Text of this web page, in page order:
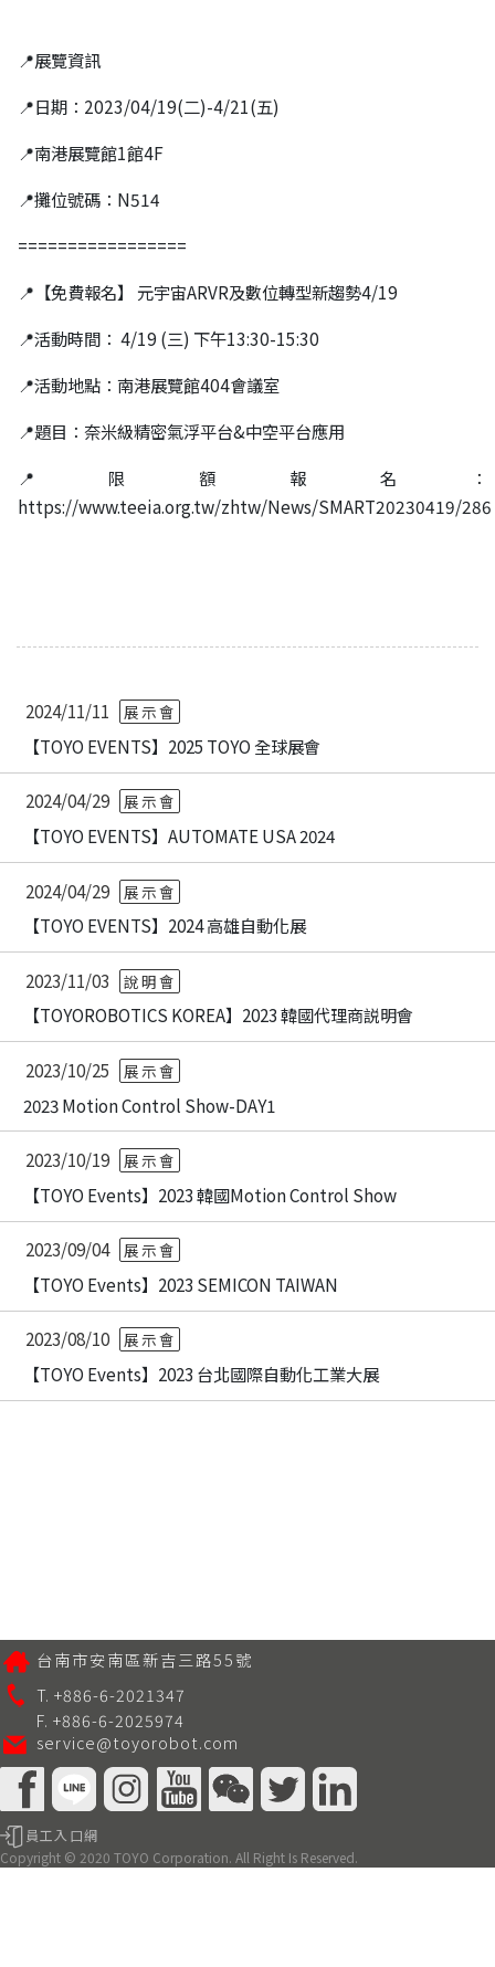
📍展覽資訊
📍日期：2023/04/19(二)-4/21(五)
📍南港展覽館1館4F
📍攤位號碼：N514
=================
📍【免費報名】 元宇宙ARVR及數位轉型新趨勢4/19
📍活動時間： 4/19 (三) 下午13:30-15:30
📍活動地點：南港展覽館404會議室
📍題目：奈米級精密氣浮平台&中空平台應用
📍限額報名：
https://www.teeia.org.tw/zhtw/News/SMART20230419/286
2024/11/11 展示會
【TOYO EVENTS】2025 TOYO 全球展會
2024/04/29 展示會
【TOYO EVENTS】AUTOMATE USA 2024
2024/04/29 展示會
【TOYO EVENTS】2024 高雄自動化展
2023/11/03 說明會
【TOYOROBOTICS KOREA】2023 韓國代理商説明會
2023/10/25 展示會
2023 Motion Control Show-DAY1
2023/10/19 展示會
【TOYO Events】2023 韓國Motion Control Show
2023/09/04 展示會
【TOYO Events】2023 SEMICON TAIWAN
2023/08/10 展示會
【TOYO Events】2023 台北國際自動化工業大展
台南市安南區新吉三路55號
T. +886-6-2021347
F. +886-6-2025974
service@toyorobot.com
員工入口網
Copyright © 2020 TOYO Corporation. All Right Is Reserved.